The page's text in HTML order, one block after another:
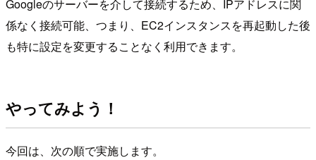
Googleのサーバーを介して接続するため、IPアドレスに関
係なく接続可能、つまり、EC2インスタンスを再起動した後
も特に設定を変更することなく利用できます。
やってみよう！
今回は、次の順で実施します。